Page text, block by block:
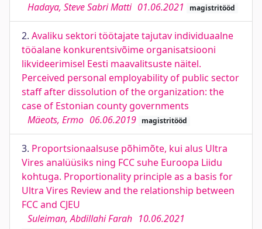
Hadaya, Steve Sabri Matti 01.06.2021 magistritööd
2. Avaliku sektori töötajate tajutav individuaalne
tööalane konkurentsivõime organisatsiooni
likvideerimisel Eesti maavalitsuste näitel.
Perceived personal employability of public sector
staff after dissolution of the organization: the
case of Estonian county governments
Mäeots, Ermo 06.06.2019 magistritööd
3. Proportsionaalsuse põhimõte, kui alus Ultra
Vires analüüsiks ning FCC suhe Euroopa Liidu
kohtuga. Proportionality principle as a basis for
Ultra Vires Review and the relationship between
FCC and CJEU
Suleiman, Abdillahi Farah 10.06.2021